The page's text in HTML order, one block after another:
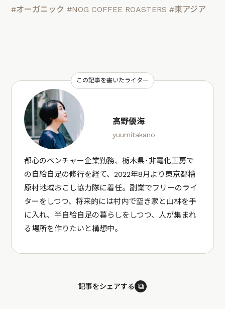
#オーガニック #NOG COFFEE ROASTERS #東アジア
この記事を書いたライター
高野優海
yuumitakano
都心のベンチャー企業勤務、栃木県･非電化工房で
の自給自足の修行を経て、2022年8月より東京都檜
原村地域おこし協力隊に着任。副業でフリーのライ
ターをしつつ、将来的には村内で空き家と山林を手
に入れ、半自給自足の暮らしをしつつ、人が集まれ
る場所を作りたいと構想中。
記事をシェアする ⧉